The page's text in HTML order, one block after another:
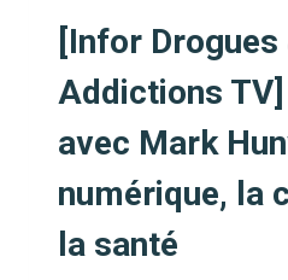
[Infor Drogues
Addictions
avec Mark
numérique, la
la santé